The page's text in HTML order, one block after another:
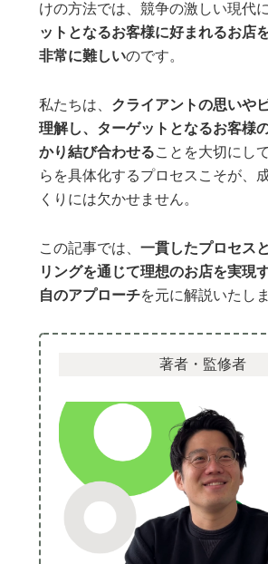
けの方法では、競争の激しい現代
ットとなるお客様に好まれるお店
非常に難しいのです。
私たちは、 クライアントの思いや
理解し、ターゲットとなるお客様
かり結び合わせることを大切にし
らを具体化するプロセスこそが、
くりには欠かせません。
この記事では、一貫したプロセス
リングを通じて理想のお店を実現
自のアプローチを元に解説いたし
著者・監修者